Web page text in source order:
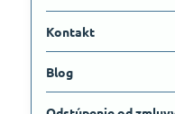
Kontakt
Blog